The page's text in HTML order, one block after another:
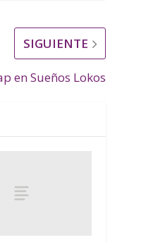
SIGUIENTE
en Sueños Lokos